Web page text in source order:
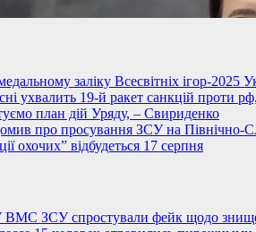
заліку Всесвітніх ігор-2025
ухвалить 19-й ракет санкцій проти
план дій Уряду, – Свириденко
про просування ЗСУ на Північно-
охочих” відбудеться 17 серпня
ВМС ЗСУ спростували фейк щодо